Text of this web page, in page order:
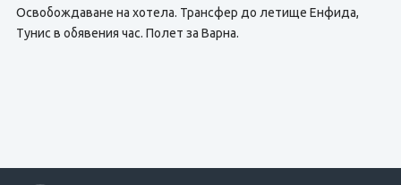
Освобождаване на хотела. Трансфер до летище Енфида,
Тунис в обявения час. Полет за Варна.